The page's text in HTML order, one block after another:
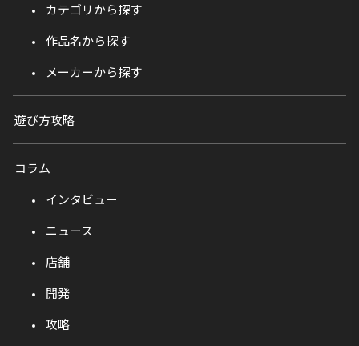
カテゴリから探す
作品名から探す
メーカーから探す
遊び方攻略
コラム
インタビュー
ニュース
店舗
開発
攻略